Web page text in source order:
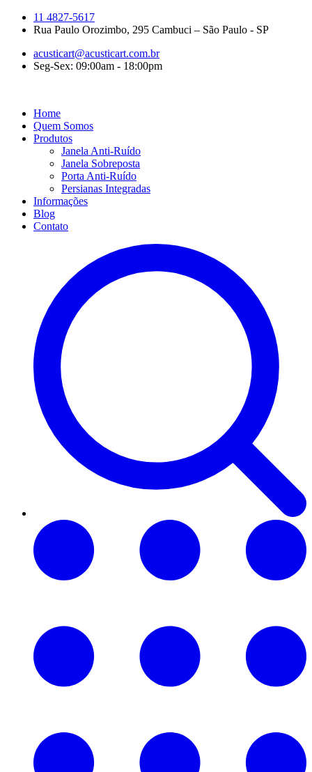
11 4827-5617
Rua Paulo Orozimbo, 295 Cambuci – São Paulo - SP
acusticart@acusticart.com.br
Seg-Sex: 09:00am - 18:00pm
Home
Quem Somos
Produtos
Janela Anti-Ruído
Janela Sobreposta
Porta Anti-Ruído
Persianas Integradas
Informações
Blog
Contato